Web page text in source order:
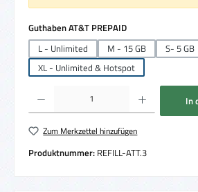
Guthaben AT&T PREPAIDauswählen
L - Unlimited
M - 15 GB
S- 5 GB
XL - Unlimited & Hotspot
Produkt Anzahl: Gib den gewünschten Wert ein
In
Zum Merkzettel hinzufügen
Produktnummer: REFILL-ATT.3